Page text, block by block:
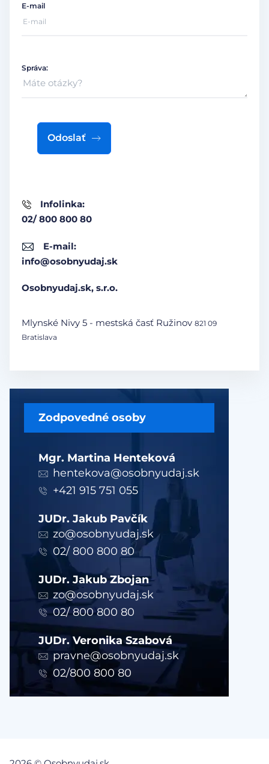
Zodpovedné osoby
Mgr. Martina Henteková
hentekova@osobnyudaj.sk
+421 915 751 055
JUDr. Jakub Pavčík
zo@osobnyudaj.sk
02/ 800 800 80
JUDr. Jakub Zbojan
zo@osobnyudaj.sk
02/ 800 800 80
JUDr. Veronika Szabová
pravne@osobnyudaj.sk
02/800 800 80
Infolinka:
02/ 800 800 80
E-mail:
info@osobnyudaj.sk
Osobnyudaj.sk, s.r.o.
Mlynské Nivy 5 - mestská časť Ružinov 821 09
Bratislava
E-mail
Správa:
Odoslať